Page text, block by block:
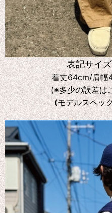
表記サイ
着丈64cm/肩幅
(※多少の誤差は
(モデルスペッ